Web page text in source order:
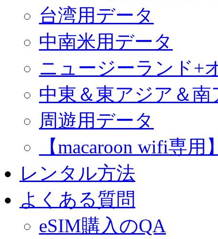
台湾用データ
中南米用データ
ニュージーランド+
中東＆東アジア＆
周遊用データ
【macaroon wifi専
レンタル方法
よくある質問
eSIM購入のQA